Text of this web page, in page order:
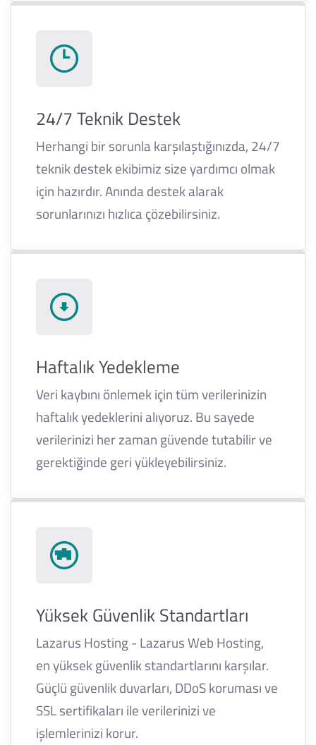
24/7 Teknik Destek
Herhangi bir sorunla karşılaştığınızda, 24/7
teknik destek ekibimiz size yardımcı olmak
için hazırdır. Anında destek alarak
sorunlarınızı hızlıca çözebilirsiniz.
Haftalık Yedekleme
Veri kaybını önlemek için tüm verilerinizin
haftalık yedeklerini alıyoruz. Bu sayede
verilerinizi her zaman güvende tutabilir ve
gerektiğinde geri yükleyebilirsiniz.
Yüksek Güvenlik Standartları
Lazarus Hosting - Lazarus Web Hosting,
en yüksek güvenlik standartlarını karşılar.
Güçlü güvenlik duvarları, DDoS koruması ve
SSL sertifikaları ile verilerinizi ve
işlemlerinizi korur.